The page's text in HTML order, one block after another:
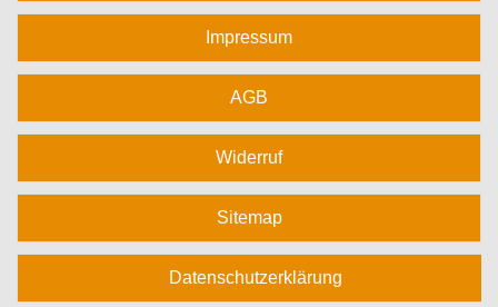
Impressum
AGB
Widerruf
Sitemap
Datenschutzerklärung